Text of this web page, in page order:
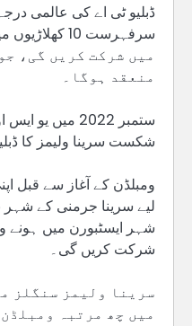
ڈبلیو ٹی اے کی عالمی
میں شرکت کریں گی،
منعقد ہوگا۔
ستمبر 2022 میں
شکست سرینا ولیمز کا
ومبلڈن کے آغاز سے قبل
لیے سرینا جرمنی کے شہر
شہر ایسٹبورن میں ہونے
شرکت کریں گی۔
سرینا ولیمز سنگلز
میں چھ مرتبہ